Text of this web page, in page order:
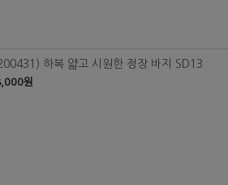
하복 얇고 시원한 정장 바지 SD13
원